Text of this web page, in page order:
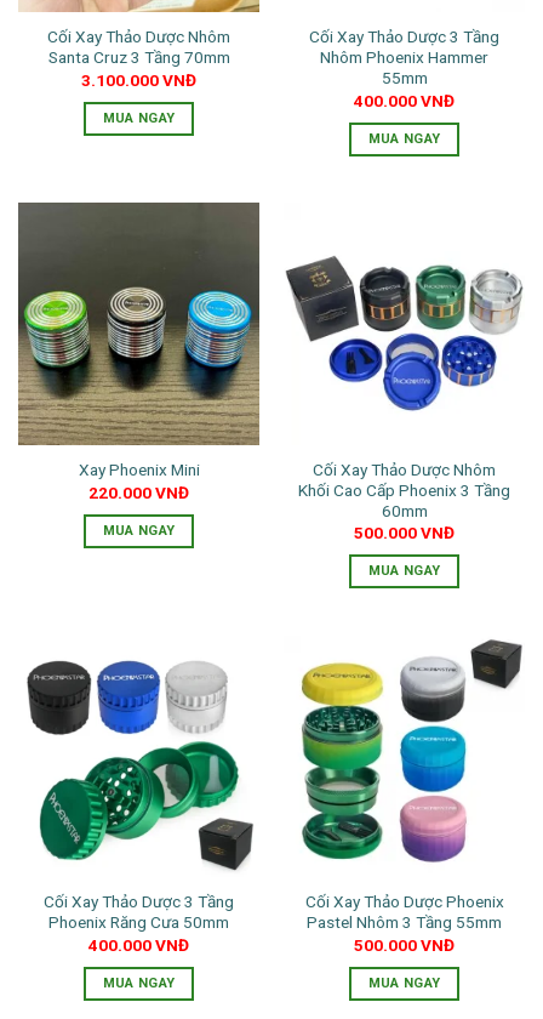
thể
được
chọn
trên
trang
sản
được
chọn
sản
Cối Xay Thảo Dược Nhôm
Santa Cruz 3 Tầng 70mm
3.100.000VNĐ
MUA NGAY
Cối Xay Thảo Dược 3 Tầng
Nhôm Phoenix Hammer
55mm
400.000VNĐ
MUA NGAY
nhiều
biến
thể.
Các
tùy
chọn
được
chọn
trên
sản
Xay Phoenix Mini
220.000VNĐ
MUA NGAY
nhiều
biến
thể.
Các
tùy
chọn
có
thể
trên
trang
sản
phẩm
Cối Xay Thảo Dược Nhôm
Khối Cao Cấp Phoenix 3 Tầng
60mm
500.000VNĐ
MUA NGAY
có
nhiều
biến
thể.
Các
tùy
chọn
có
được
chọn
trên
trang
sản
Cối Xay Thảo Dược 3 Tầng
Phoenix Răng Cưa 50mm
400.000VNĐ
MUA NGAY
Cối Xay Thảo Dược Phoenix
Pastel Nhôm 3 Tầng 55mm
500.000VNĐ
MUA NGAY